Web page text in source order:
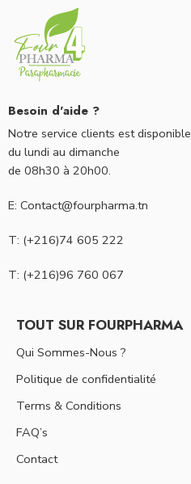
Besoin d'aide ?
Notre service clients est disponible
du lundi au dimanche
de 08h30 à 20h00.
E: Contact@fourpharma.tn
T: (+216)74 605 222
T: (+216)96 760 067
TOUT SUR FOURPHARMA
Qui Sommes-Nous ?
Politique de confidentialité
Terms & Conditions
FAQ’s
Contact